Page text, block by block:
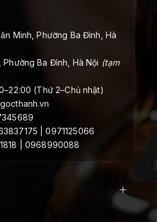
Minh, Phường Ba Đình, Hà
Phường Ba Đình, Hà Nội (tạm
(Thứ 2–Chủ nhật)
| 0971125066
| 0968990088